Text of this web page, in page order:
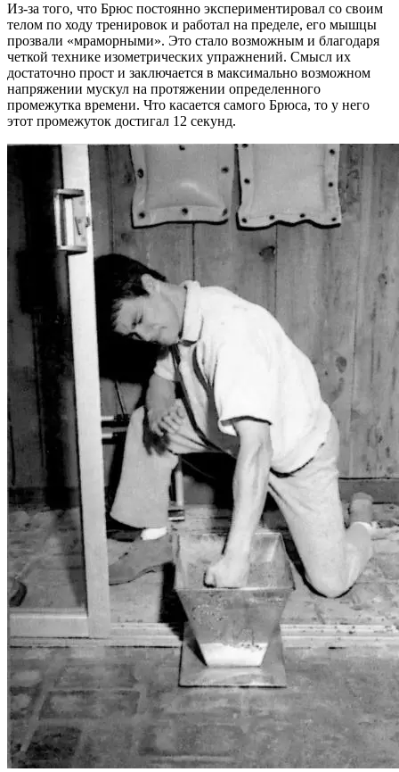
Из-за того, что Брюс постоянно экспериментировал со своим
телом по ходу тренировок и работал на пределе, его мышцы
прозвали «мраморными». Это стало возможным и благодаря
четкой технике изометрических упражнений. Смысл их
достаточно прост и заключается в максимально возможном
напряжении мускул на протяжении определенного
промежутка времени. Что касается самого Брюса, то у него
этот промежуток достигал 12 секунд.